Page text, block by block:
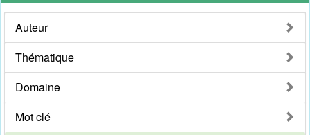
Auteur
Thématique
Domaine
Mot clé